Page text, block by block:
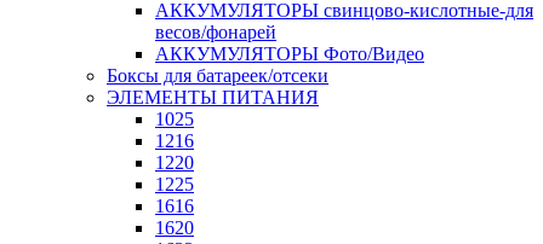
АККУМУЛЯТОРЫ свинцово-кислотные-для
весов/фонарей
АККУМУЛЯТОРЫ Фото/Видео
Боксы для батареек/отсеки
ЭЛЕМЕНТЫ ПИТАНИЯ
1025
1216
1220
1225
1616
1620